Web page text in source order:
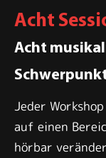
Acht
Acht
Jeder
auf einen
hörbar